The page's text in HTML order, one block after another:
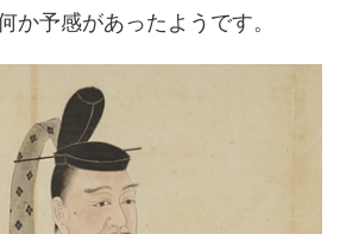
か予感があったようです。